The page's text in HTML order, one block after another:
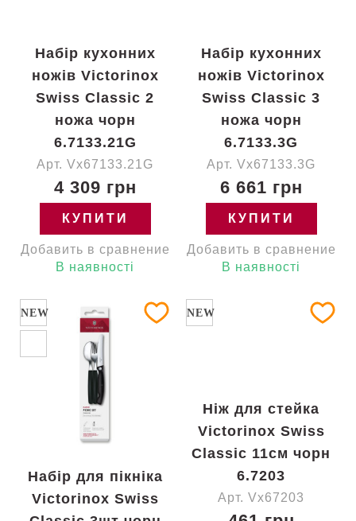
Набір кухонних
ножів Victorinox
Swiss Classic 2
ножа чорн
6.7133.21G
Арт. Vx67133.21G
4 309 грн
КУПИТИ
Добавить в сравнение
В наявності
Набір кухонних
ножів Victorinox
Swiss Classic 3
ножа чорн
6.7133.3G
Арт. Vx67133.3G
6 661 грн
КУПИТИ
Добавить в сравнение
В наявності
NEW
Набір для пікніка
Victorinox Swiss
NEW
Ніж для стейка
Victorinox Swiss
Classic 11см чорн
6.7203
Арт. Vx67203